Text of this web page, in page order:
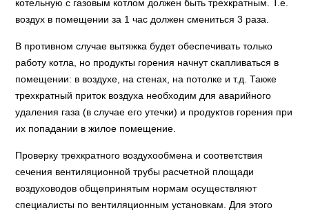
котельную с газовым котлом должен быть трехкратным. Т.е.
воздух в помещении за 1 час должен смениться 3 раза.
В противном случае вытяжка будет обеспечивать только
работу котла, но продукты горения начнут скапливаться в
помещении: в воздухе, на стенах, на потолке и т.д. Также
трехкратный приток воздуха необходим для аварийного
удаления газа (в случае его утечки) и продуктов горения при
их попадании в жилое помещение.
Проверку трехкратного воздухообмена и соответствия
сечения вентиляционной трубы расчетной площади
воздуховодов общепринятым нормам осуществляют
специалисты по вентиляционным установкам. Для этого